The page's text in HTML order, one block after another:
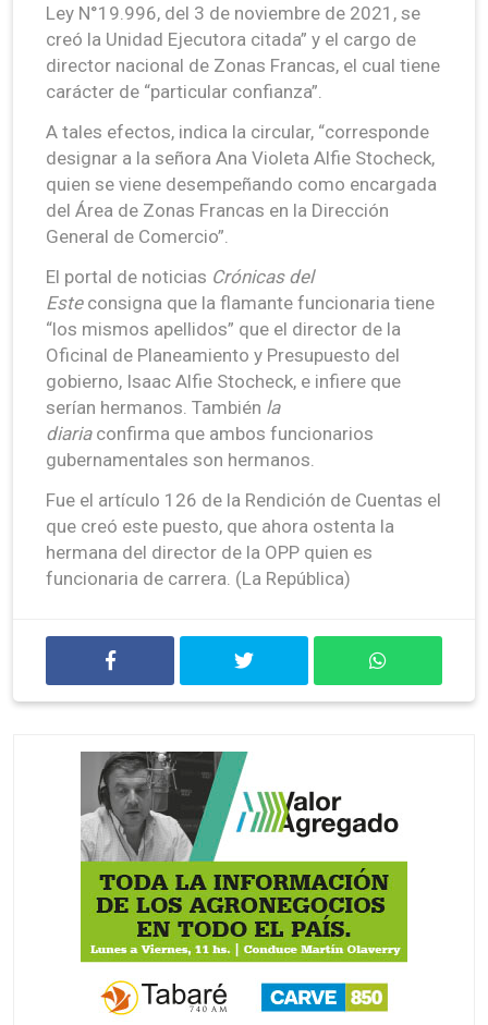
Ley N°19.996, del 3 de noviembre de 2021, se
creó la Unidad Ejecutora citada” y el cargo de
director nacional de Zonas Francas, el cual tiene
carácter de “particular confianza”.
A tales efectos, indica la circular, “corresponde
designar a la señora Ana Violeta Alfie Stocheck,
quien se viene desempeñando como encargada
del Área de Zonas Francas en la Dirección
General de Comercio”.
El portal de noticias Crónicas del
Esteconsigna que la flamante funcionaria tiene
“los mismos apellidos” que el director de la
Oficinal de Planeamiento y Presupuesto del
gobierno, Isaac Alfie Stocheck, e infiere que
serían hermanos. También la
diariaconfirma que ambos funcionarios
gubernamentales son hermanos.
Fue el artículo 126 de la Rendición de Cuentas el
que creó este puesto, que ahora ostenta la
hermana del director de la OPP quien es
funcionaria de carrera. (La República)